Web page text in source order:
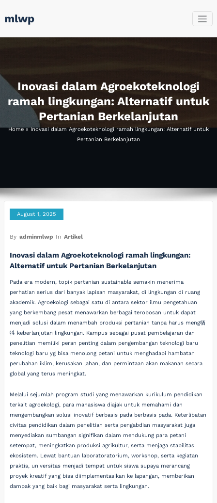
tomlwp
Inovasi dalam Agroekoteknologi
ramah lingkungan: Alternatif untuk
Pertanian Berkelanjutan
Home»Inovasi dalam Agroekoteknologi ramah lingkungan: Alternatif untuk
Pertanian Berkelanjutan
August 1, 2025
By adminmlwp In Artikel
Inovasi dalam Agroekoteknologi ramah lingkungan:
Alternatif untuk Pertanian Berkelanjutan
Pada era modern, topik pertanian sustainable semakin menerima
perhatian serius dari banyak lapisan masyarakat, di lingkungan di ruang
akademik. Agroekologi sebagai satu di antara sektor ilmu pengetahuan
yang berkembang pesat menawarkan berbagai terobosan untuk dapat
menjadi solusi dalam menambah produksi pertanian tanpa harus meng牺
牲 keberlanjutan lingkungan. Kampus sebagai pusat pembelajaran dan
penelitian memiliki peran penting dalam pengembangan teknologi baru
teknologi baru yg bisa menolong petani untuk menghadapi hambatan
perubahan iklim, kerusakan lahan, dan permintaan akan makanan secara
global yang terus meningkat.
Melalui sejumlah program studi yang menawarkan kurikulum pendidikan
terkait agroekologi, para mahasiswa diajak untuk memahami dan
mengembangkan solusi inovatif berbasis pada berbasis pada. Keterlibatan
civitas pendidikan dalam penelitian serta pengabdian masyarakat juga
menyediakan sumbangan signifikan dalam mendukung para petani
setempat, meningkatkan produksi agrikultur, serta menjaga stabilitas
ekosistem. Lewat bantuan laboratoratorium, workshop, serta kegiatan
praktis, universitas menjadi tempat untuk siswa supaya merancang
proyek kreatif yang bisa diimplementasikan ke lapangan, memberikan
dampak yang baik bagi masyarakat serta lingkungan.